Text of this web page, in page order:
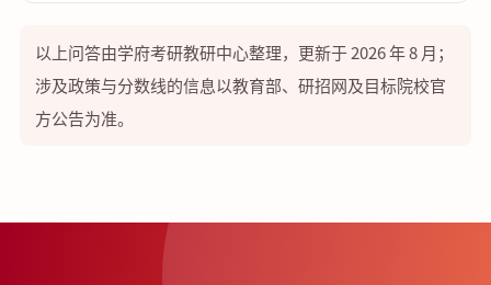
以上问答由学府考研教研中心整理，更新于 2026 年 8 月；
涉及政策与分数线的信息以教育部、研招网及目标院校官
方公告为准。